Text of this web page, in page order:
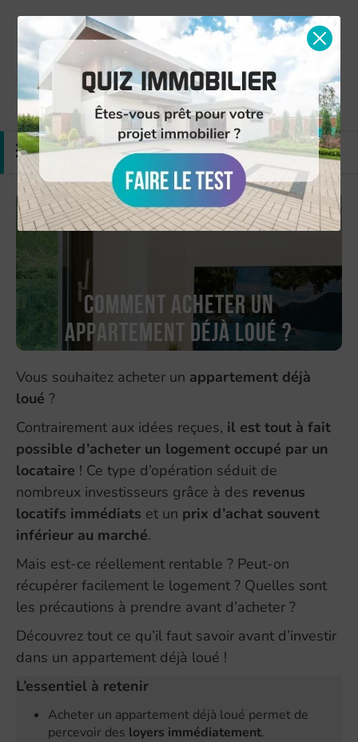
Simulation gratuite Nous contacter
MENU
Comment acheter un
appartement déjà loué ?
Vous souhaitez acheter un appartement déjà
loué ?
Contrairement aux idées reçues, il est tout à fait
possible d’acheter un logement occupé par un
locataire ! Ce type d’opération séduit de
nombreux investisseurs grâce à des revenus
locatifs immédiats et un prix d’achat souvent
inférieur au marché.
Mais est-ce réellement rentable ? Peut-on
récupérer facilement le logement ? Quelles sont
les précautions à prendre avant d’acheter ?
Découvrez tout ce qu’il faut savoir avant d’investir
dans un appartement déjà loué !
L’essentiel à retenir
Acheter un appartement déjà loué permet de
percevoir des loyers immédiatement.